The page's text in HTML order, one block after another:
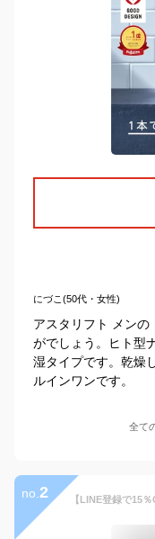
にづこ(50代・女性)
アスタリフト メンの
がでしょう。ヒト型
湿タイプです。乾燥
ルインワンです。
全て
no. 2